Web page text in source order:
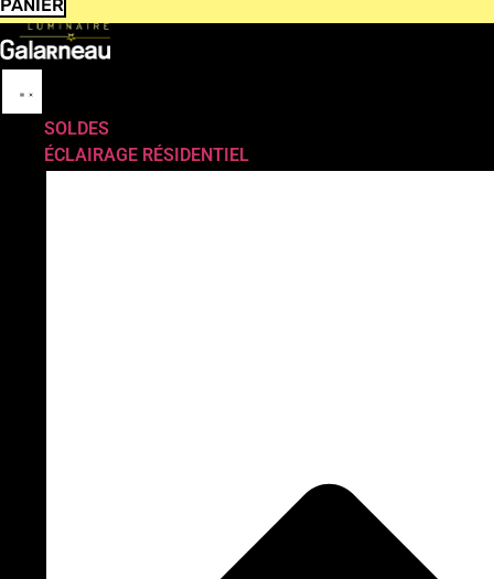
PANIER
SOLDES
ÉCLAIRAGE RÉSIDENTIEL